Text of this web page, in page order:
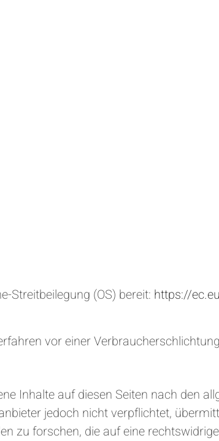
Streitbeilegung (OS) bereit: https://
vor einer
Inhalte auf diesen Seiten nach den
jedoch nicht verpflichtet,
zu forschen, die auf eine